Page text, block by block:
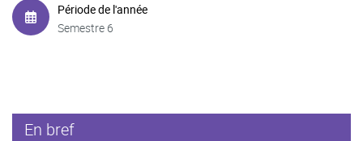
Période de l'année
Semestre 6
En bref